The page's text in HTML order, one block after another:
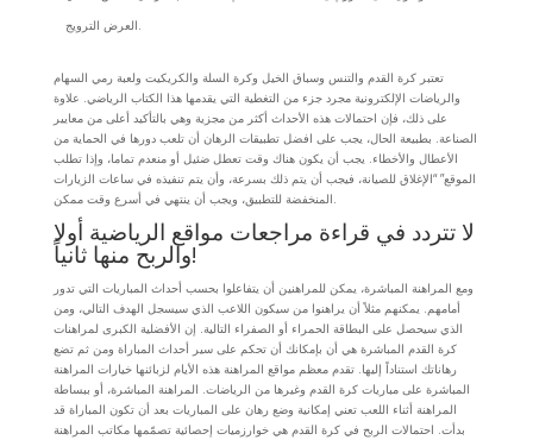
العرض الترويج.
تعتبر كرة القدم والتنس وسباق الخيل وكرة السلة والكريكيت ولعبة رمي السهام
والرياضات الإلكترونية مجرد جزء من التغطية التي يقدمها هذا الكتاب الرياضي. علاوة
على ذلك، فإن احتمالات هذه الأحداث أكثر من مجزية وهي بالتأكيد أعلى من معايير
الصناعة. بطبيعة الحال، يجب على افضل تطبيقات الرهان أن تلعب دورها في الحماية من
الأعطال والأخطاء. يجب أن يكون هناك وقت تعطل ضئيل أو منعدم تماما، وإذا تطلب
الموقع” “الإغلاق للصيانة، فيجب أن يتم ذلك بسرعة، وأن يتم تنفيذه في ساعات الزيارات
المنخفضة للتطبيق، ويجب أن ينتهي في أسرع وقت ممكن.
لا تتردد في قراءة مراجعات مواقع الرياضية أولا
والربح منها ثانياً!
ومع المراهنة المباشرة، يمكن للمراهنين أن يتفاعلوا بحسب أحداث المباريات التي تدور
أمامهم. يمكنهم مثلاً أن يراهنوا من سيكون اللاعب الذي سيسجل الهدف التالي، ومن
الذي سيحصل على البطاقة الحمراء أو الصفراء التالية. إن الأفضلية الكبرى لمراهنات
كرة القدم المباشرة هي أن بإمكانك أن تحكم على سير أحداث المباراة ومن ثم تضع
رهاناتك استناداً إليها. تقدم معظم مواقع المراهنة هذه الأيام لزبائنها خيارات المراهنة
المباشرة على مباريات كرة القدم وغيرها من الرياضات. المراهنة المباشرة، أو ببساطة
المراهنة أثناء اللعب تعني إمكانية وضع رهان على المباريات بعد أن تكون المباراة قد
بدأت. احتمالات الربح في كرة القدم هي خوارزميات إحصائية تصمّمها مكاتب المراهنة